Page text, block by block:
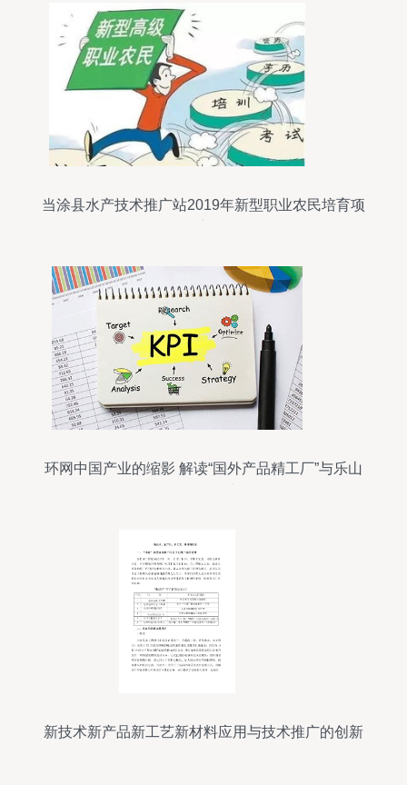
当涂县水产技术推广站2019年新型职业农民培育项
环网中国产业的缩影 解读“国外产品精工厂”与乐山
新技术新产品新工艺新材料应用与技术推广的创新